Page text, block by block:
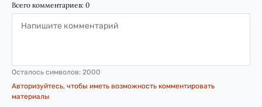
Всего комментариев: 0
Осталось символов: 2000
Авторизуйтесь, чтобы иметь возможность комментировать
материалы